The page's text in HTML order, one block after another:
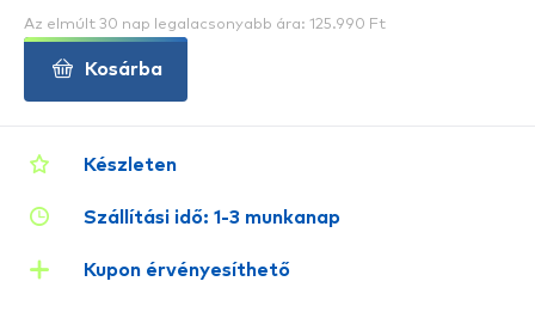
Készleten
Szállítási idő: 1-3 munkanap
Kupon érvényesíthető
Az elmúlt 30 nap legalacsonyabb ára: 125.990 Ft
Kosárba